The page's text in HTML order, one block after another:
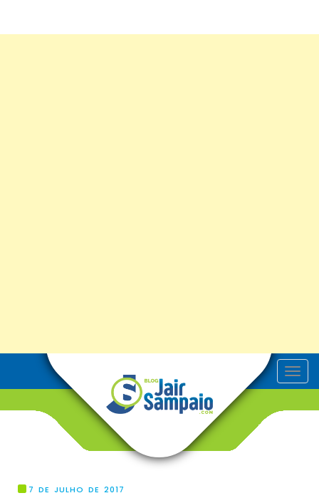
T
o
7 DE JULHO DE 2017